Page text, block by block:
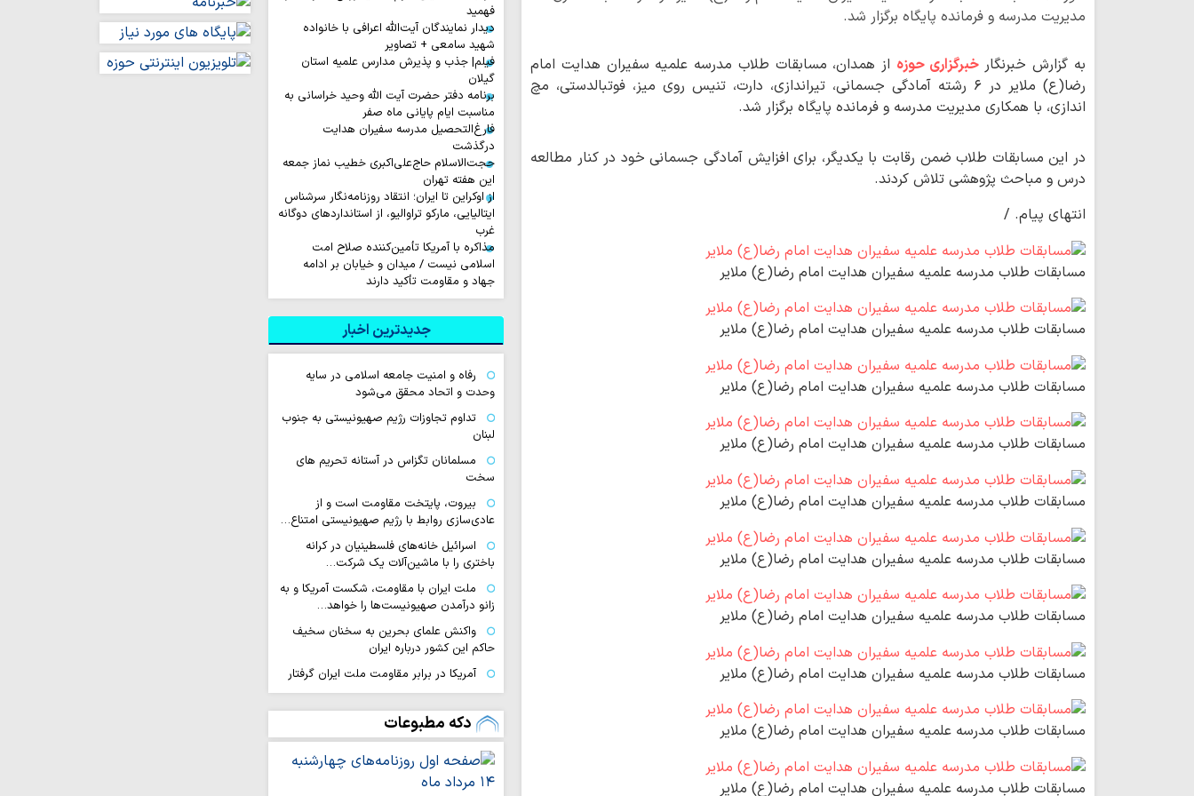
مدیریت مدرسه و فرمانده پایگاه برگزار شد.
به گزارش خبرنگارخبرگزاری حوزه از همدان، مسابقات طلاب مدرسه علمیه سفیران هدایت امام
رضا(ع) ملایر در ۶ رشته آمادگی جسمانی، تیراندازی، دارت، تنیس روی میز، فوتبالدستی، مچ
اندازی، با همکاری مدیریت مدرسه و فرمانده پایگاه برگزار شد.
در این مسابقات طلاب ضمن رقابت با یکدیگر، برای افزایش آمادگی جسمانی خود در کنار مطالعه
درس و مباحث پژوهشی تلاش کردند.
انتهای پیام. /
مسابقات طلاب مدرسه علمیه سفیران هدایت امام رضا(ع) ملایر
مسابقات طلاب مدرسه علمیه سفیران هدایت امام رضا(ع) ملایر
مسابقات طلاب مدرسه علمیه سفیران هدایت امام رضا(ع) ملایر
مسابقات طلاب مدرسه علمیه سفیران هدایت امام رضا(ع) ملایر
مسابقات طلاب مدرسه علمیه سفیران هدایت امام رضا(ع) ملایر
مسابقات طلاب مدرسه علمیه سفیران هدایت امام رضا(ع) ملایر
مسابقات طلاب مدرسه علمیه سفیران هدایت امام رضا(ع) ملایر
مسابقات طلاب مدرسه علمیه سفیران هدایت امام رضا(ع) ملایر
مسابقات طلاب مدرسه علمیه سفیران هدایت امام رضا(ع) ملایر
مسابقات طلاب مدرسه علمیه سفیران هدایت امام رضا(ع) ملایر
فهمید
دیدار نمایندگان آیت‌الله اعرافی با خانواده
شهید سامعی + تصاویر
فیلم| جذب و پذیرش مدارس علمیه استان
گیلان
برنامه دفتر حضرت آیت الله وحید خراسانی به
مناسبت ایام پایانی ماه صفر
فارغ‌التحصیل مدرسه سفیران هدایت
درگذشت
حجت‌الاسلام حاج‌علی‌اکبری خطیب نماز جمعه
این هفته تهران
از اوکراین تا ایران؛ انتقاد روزنامه‌نگار سرشناس
ایتالیایی، مارکو تراوالیو، از استانداردهای دوگانه
غرب
مذاکره با آمریکا تأمین‌کننده صلاح امت
اسلامی نیست / میدان و خیابان بر ادامه
جهاد و مقاومت تأکید دارند
جدیدترین اخبار
رفاه و امنیت جامعه اسلامی در سایه
وحدت و اتحاد محقق می‌شود
تداوم تجاوزات رژیم صهیونیستی به جنوب
لبنان
مسلمانان تگزاس در آستانه تحریم های
سخت
بیروت، پایتخت مقاومت است و از
عادی‌سازی روابط با رژیم صهیونیستی امتناع…
اسرائیل خانه‌های فلسطینیان در کرانه
باختری را با ماشین‌آلات یک شرکت…
ملت ایران با مقاومت، شکست آمریکا و به
زانو درآمدن صهیونیست‌ها را خواهد…
واکنش علمای بحرین به سخنان سخیف
حاکم این کشور درباره ایران
آمریکا در برابر مقاومت ملت ایران گرفتار
بن‌بست شده است
به سوی یک جبهه مغربی واحد علیه
عادی‌سازی روابط با رژیم صهیونیستی حرکت…
مدیریت تنگه هرمز اهرم اقتدار جمهوری
اسلامی ایران است
دکه مطبوعات